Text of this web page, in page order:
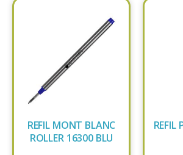
REFIL MONT BLANC
ROLLER 16300 BLU
REFIL